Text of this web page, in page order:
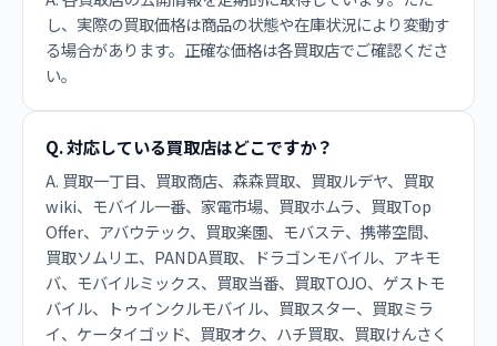
し、実際の買取価格は商品の状態や在庫状況により変動す
る場合があります。正確な価格は各買取店でご確認くださ
い。
Q. 対応している買取店はどこですか？
A. 買取一丁目、買取商店、森森買取、買取ルデヤ、買取
wiki、モバイル一番、家電市場、買取ホムラ、買取Top
Offer、アバウテック、買取楽園、モバステ、携帯空間、
買取ソムリエ、PANDA買取、ドラゴンモバイル、アキモ
バ、モバイルミックス、買取当番、買取TOJO、ゲストモ
バイル、トゥインクルモバイル、買取スター、買取ミラ
イ、ケータイゴッド、買取オク、ハチ買取、買取けんさく